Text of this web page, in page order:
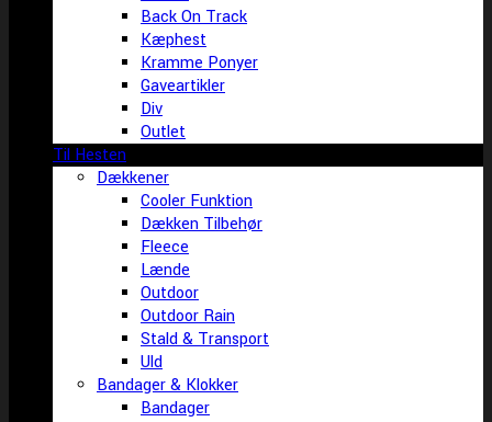
Back On Track
Kæphest
Kramme Ponyer
Gaveartikler
Div
Outlet
Til Hesten
Dækkener
Cooler Funktion
Dækken Tilbehør
Fleece
Lænde
Outdoor
Outdoor Rain
Stald & Transport
Uld
Bandager & Klokker
Bandager